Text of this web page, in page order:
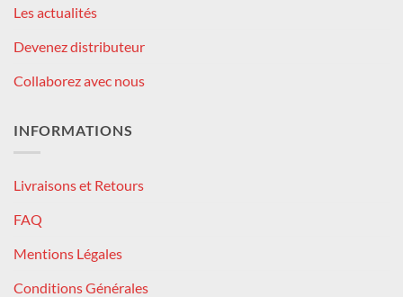
Les actualités
Devenez distributeur
Collaborez avec nous
INFORMATIONS
Livraisons et Retours
FAQ
Mentions Légales
Conditions Générales